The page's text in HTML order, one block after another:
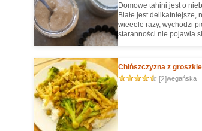
Domowe tahini jest o
Białe jest delikatniejsze,
wieeele razy, wychodzi
staranności nie pojawia
Wcale nie mieli się
jest minimalny, a
olej :)
Chińszczyzna z
[2]wegańska